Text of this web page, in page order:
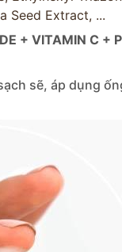
Seed Extract, ...
+ VITAMIN C +
sẽ, áp dụng